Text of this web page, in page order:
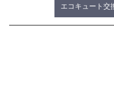
エコキュート交